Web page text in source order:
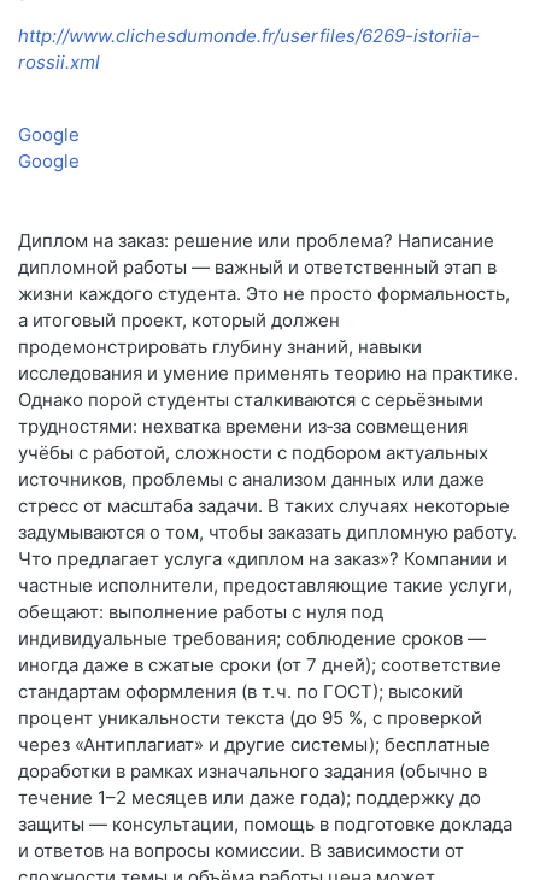
http://www.clichesdumonde.fr/userfiles/6269-istoriia-
rossii.xml
Google
Google
Диплом на заказ: решение или проблема? Написание
дипломной работы — важный и ответственный этап в
жизни каждого студента. Это не просто формальность,
а итоговый проект, который должен
продемонстрировать глубину знаний, навыки
исследования и умение применять теорию на практике.
Однако порой студенты сталкиваются с серьёзными
трудностями: нехватка времени из‑за совмещения
учёбы с работой, сложности с подбором актуальных
источников, проблемы с анализом данных или даже
стресс от масштаба задачи. В таких случаях некоторые
задумываются о том, чтобы заказать дипломную работу.
Что предлагает услуга «диплом на заказ»? Компании и
частные исполнители, предоставляющие такие услуги,
обещают: выполнение работы с нуля под
индивидуальные требования; соблюдение сроков —
иногда даже в сжатые сроки (от 7 дней); соответствие
стандартам оформления (в т. ч. по ГОСТ); высокий
процент уникальности текста (до 95 %, с проверкой
через «Антиплагиат» и другие системы); бесплатные
доработки в рамках изначального задания (обычно в
течение 1–2 месяцев или даже года); поддержку до
защиты — консультации, помощь в подготовке доклада
и ответов на вопросы комиссии. В зависимости от